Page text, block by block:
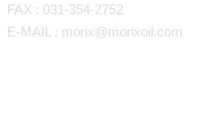
FAX : 031-354-2752
E-MAIL : morix@morixoil.com